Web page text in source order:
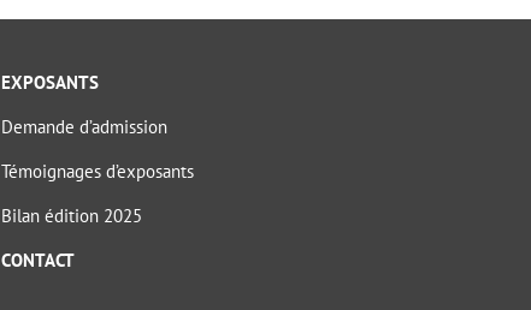
EXPOSANTS
Demande d’admission
Témoignages d’exposants
Bilan édition 2025
CONTACT